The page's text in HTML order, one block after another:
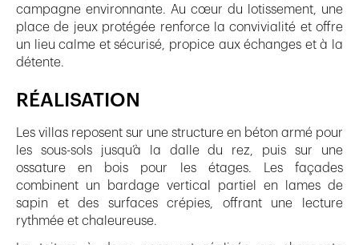
campagne environnante. Au cœur du lotissement, une
place de jeux protégée renforce la convivialité et offre
un lieu calme et sécurisé, propice aux échanges et à la
détente.
RÉALISATION
Les villas reposent sur une structure en béton armé pour
les sous-sols jusqu’à la dalle du rez, puis sur une
ossature en bois pour les étages. Les façades
combinent un bardage vertical partiel en lames de
sapin et des surfaces crépies, offrant une lecture
rythmée et chaleureuse.